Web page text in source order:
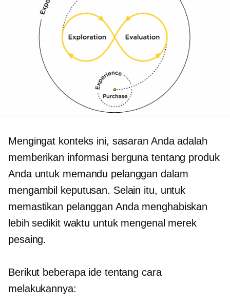
Mengingat konteks ini, sasaran Anda adalah
memberikan informasi berguna tentang produk
Anda untuk memandu pelanggan dalam
mengambil keputusan. Selain itu, untuk
memastikan pelanggan Anda menghabiskan
lebih sedikit waktu untuk mengenal merek
pesaing.
Berikut beberapa ide tentang cara
melakukannya: